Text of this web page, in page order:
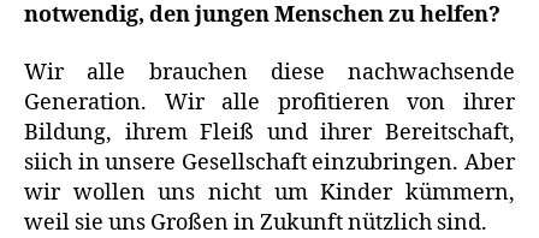
notwendig, den jungen Menschen zu helfen?
Wir alle brauchen diese nachwachsende
Generation. Wir alle profitieren von ihrer
Bildung, ihrem Fleiß und ihrer Bereitschaft,
siich in unsere Gesellschaft einzubringen. Aber
wir wollen uns nicht um Kinder kümmern,
weil sie uns Großen in Zukunft nützlich sind.